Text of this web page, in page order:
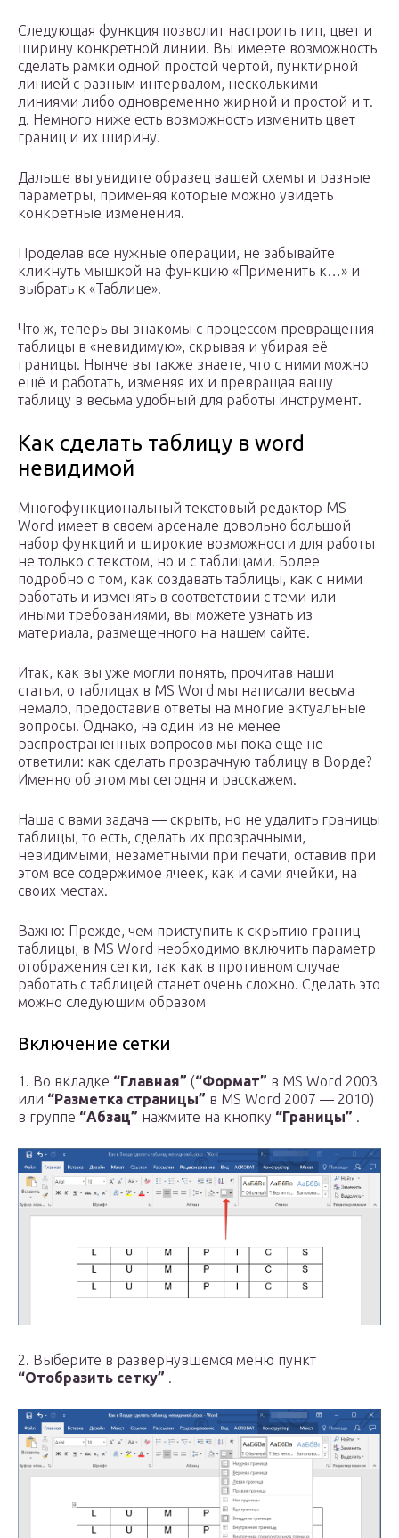
Следующая функция позволит настроить тип, цвет и
ширину конкретной линии. Вы имеете возможность
сделать рамки одной простой чертой, пунктирной
линией с разным интервалом, несколькими
линиями либо одновременно жирной и простой и т.
д. Немного ниже есть возможность изменить цвет
границ и их ширину.
Дальше вы увидите образец вашей схемы и разные
параметры, применяя которые можно увидеть
конкретные изменения.
Проделав все нужные операции, не забывайте
кликнуть мышкой на функцию «Применить к…» и
выбрать к «Таблице».
Что ж, теперь вы знакомы с процессом превращения
таблицы в «невидимую», скрывая и убирая её
границы. Нынче вы также знаете, что с ними можно
ещё и работать, изменяя их и превращая вашу
таблицу в весьма удобный для работы инструмент.
Как сделать таблицу в word
невидимой
Многофункциональный текстовый редактор MS
Word имеет в своем арсенале довольно большой
набор функций и широкие возможности для работы
не только с текстом, но и с таблицами. Более
подробно о том, как создавать таблицы, как с ними
работать и изменять в соответствии с теми или
иными требованиями, вы можете узнать из
материала, размещенного на нашем сайте.
Итак, как вы уже могли понять, прочитав наши
статьи, о таблицах в MS Word мы написали весьма
немало, предоставив ответы на многие актуальные
вопросы. Однако, на один из не менее
распространенных вопросов мы пока еще не
ответили: как сделать прозрачную таблицу в Ворде?
Именно об этом мы сегодня и расскажем.
Наша с вами задача — скрыть, но не удалить границы
таблицы, то есть, сделать их прозрачными,
невидимыми, незаметными при печати, оставив при
этом все содержимое ячеек, как и сами ячейки, на
своих местах.
Важно: Прежде, чем приступить к скрытию границ
таблицы, в MS Word необходимо включить параметр
отображения сетки, так как в противном случае
работать с таблицей станет очень сложно. Сделать это
можно следующим образом
Включение сетки
1. Во вкладке “Главная” (“Формат” в MS Word 2003
или “Разметка страницы” в MS Word 2007 — 2010)
в группе “Абзац” нажмите на кнопку “Границы” .
2. Выберите в развернувшемся меню пункт
“Отобразить сетку” .